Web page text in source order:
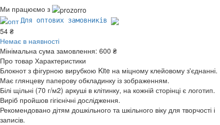
Ми працюємо з
Для оптових замовників
54 ₴
Немає в наявності
Мінімальна сума замовлення: 600 ₴
Про товар Характеристики
Блокнот з фігурною вирубкою Kite на міцному клейовому з'єднанні.
Має глянцеву паперову обкладинку із зображенням.
Білі щільні (70 г/м2) аркуші в клітинку, на кожній сторінці є логотип.
Виріб пройшов гігієнічні дослідження.
Рекомендовано дітям дошкільного та шкільного віку для творчості і
записів.